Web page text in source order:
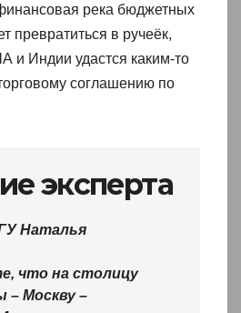
река бюджетных
превратиться в ручеёк,
и Индии удастся каким-то
соглашению по
эксперта
Наталья
что на столицу
– Москву –